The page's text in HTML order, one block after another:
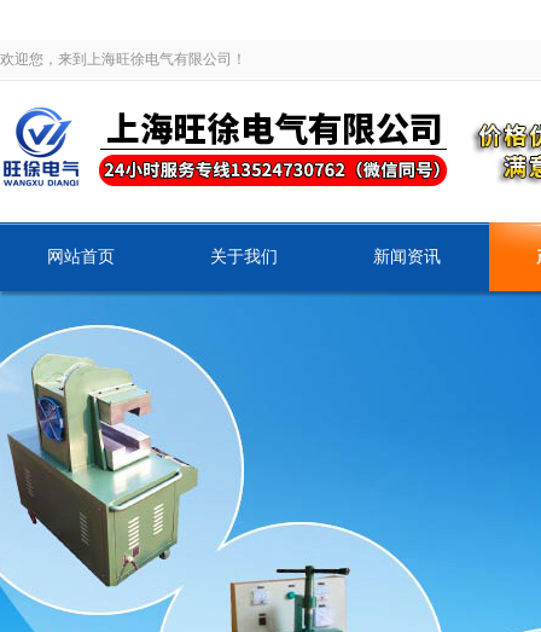
欢迎您，来到上海旺徐电气有限公司！
网站首页 关于我们 新闻资讯